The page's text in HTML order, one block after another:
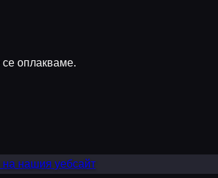
оплакваме.
нашия уебсайт